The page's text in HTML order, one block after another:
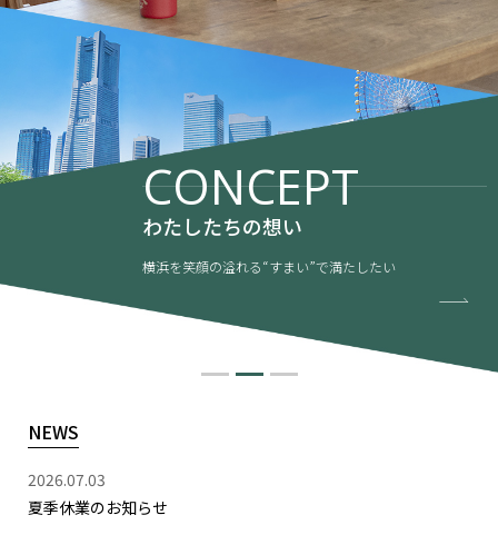
CONCEPT
わたしたちの想い
横浜を笑顔の溢れる“すまい”で満たしたい
NEWS
2026.07.03
夏季休業のお知らせ